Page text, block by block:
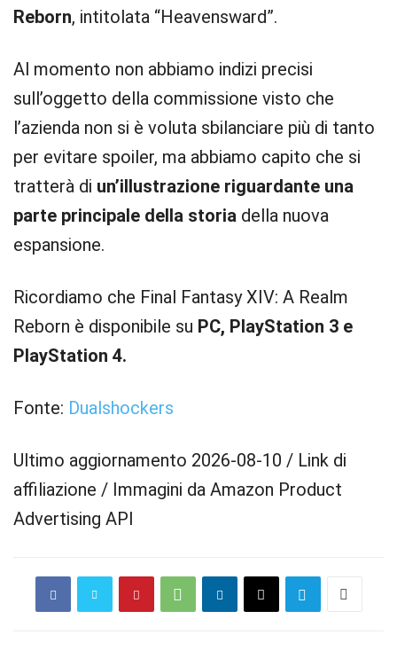
Reborn, intitolata “Heavensward”.
Al momento non abbiamo indizi precisi
sull’oggetto della commissione visto che
l’azienda non si è voluta sbilanciare più di tanto
per evitare spoiler, ma abbiamo capito che si
tratterà di un’illustrazione riguardante una
parte principale della storia della nuova
espansione.
Ricordiamo che Final Fantasy XIV: A Realm
Reborn è disponibile su PC, PlayStation 3 e
PlayStation 4.
Fonte: Dualshockers
Ultimo aggiornamento 2026-08-10 / Link di
affiliazione / Immagini da Amazon Product
Advertising API